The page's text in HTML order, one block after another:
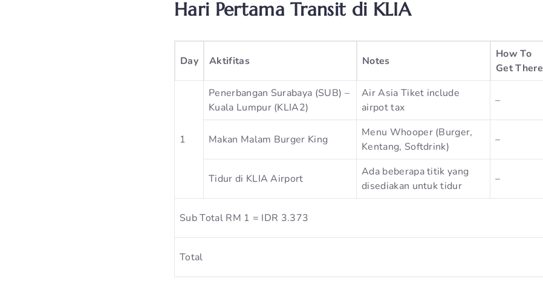
Hari Pertama Transit di KLIA
Day Aktifitas Notes
How To
Get There
1
Penerbangan Surabaya (SUB) –
Kuala Lumpur (KLIA2)
Air Asia Tiket include
airpot tax
–
Makan Malam Burger King
Menu Whooper (Burger,
Kentang, Softdrink)
–
Tidur di KLIA Airport
Ada beberapa titik yang
disediakan untuk tidur
–
Sub Total RM 1 = IDR 3.373
Total